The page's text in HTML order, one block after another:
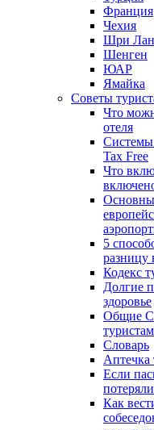
Франция
Чехия
Шри
Шенген
ЮАР
Ямайка
Советы
Что
отеля
Системы
Tax Free
Что
5
разницу
Кодекс
Долгие
здоровье
Общие
туристам
Словарь
Аптечка
Если
Как